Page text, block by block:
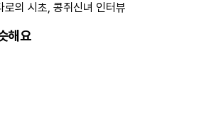
해요
의 시초, 콩쥐신녀 인터뷰